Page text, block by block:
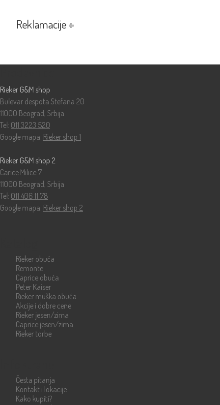
Reklamacije
Rieker G&M shop
Bulevar despota Stefana 20
11000 Beograd, Srbija
Tel: 011 3223 520
Google mapa: Rieker shop 1
Rieker G&M shop 2
Carice Milice 7
11000 Beograd, Srbija
Tel: 011 406 11 78
Google mapa: Rieker shop 2
Rieker obuća
Remonte
Caprice obuća
Peter Kaiser
Rieker muška obuća
Akcije i dobre cene
Rieker jesen/zima
Caprice jesen/zima
Rieker torbe
Česta pitanja
Kontakt i lokacije
Kako kupiti?